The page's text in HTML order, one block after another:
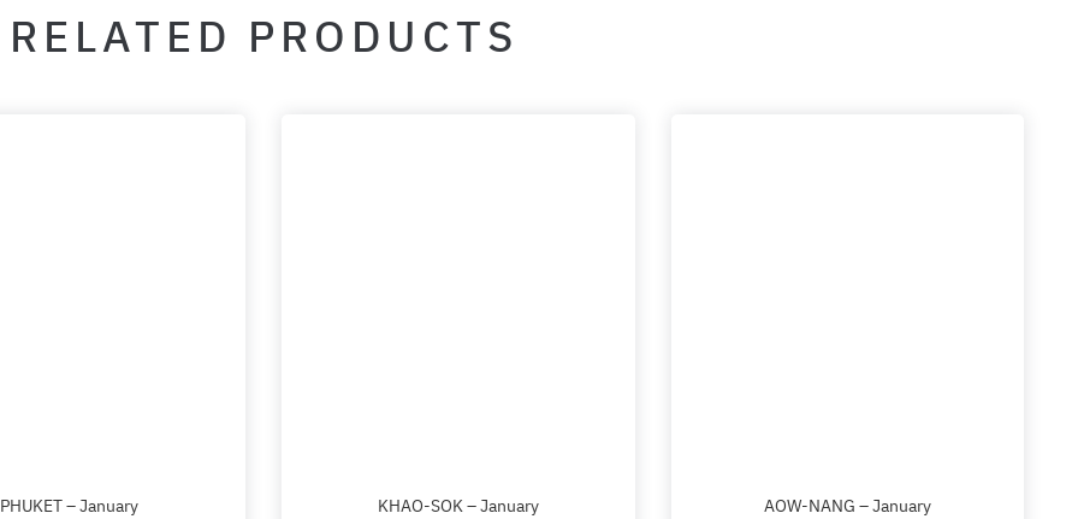
RELATED PRODUCTS
PHUKET – January KHAO-SOK – January AOW-NANG – January